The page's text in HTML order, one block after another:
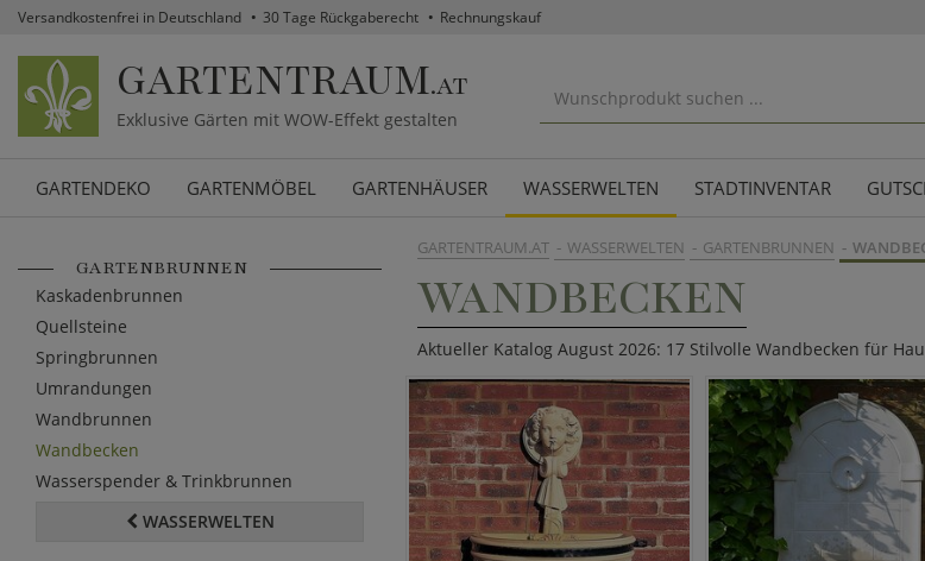
Versandkostenfrei in Deutschland 30 Tage Rückgaberecht Rechnungskauf
GARTENTRAUM.AT
Exklusive Gärten mit WOW-Effekt gestalten
GARTENDEKO GARTENMÖBEL GARTENHÄUSER WASSERWELTEN STADTINVENTAR
GARTENTRAUM.AT WASSERWELTEN GARTENBRUNNEN
WANDBECKEN
Aktueller Katalog August 2026: 17 Stilvolle Wandbecken für
GARTENBRUNNEN
Kaskadenbrunnen
Quellsteine
Springbrunnen
Umrandungen
Wandbrunnen
Wandbecken
Wasserspender & Trinkbrunnen
WASSERWELTEN